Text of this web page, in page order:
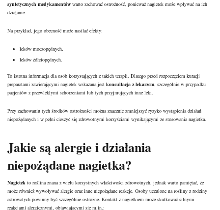
syntetycznych medykamentów warto zachować ostrożność, ponieważ nagietek może wpływać na ich
działanie.
Na przykład, jego obecność może nasilać efekty:
leków moczopędnych,
leków żółciopędnych.
To istotna informacja dla osób korzystających z takich terapii. Dlatego przed rozpoczęciem kuracji
preparatami zawierającymi nagietek wskazana jest konsultacja z lekarzem, szczególnie w przypadku
pacjentów z przewlekłymi schorzeniami lub tych przyjmujących inne leki.
Przy zachowaniu tych środków ostrożności można znacznie zmniejszyć ryzyko wystąpienia działań
niepożądanych i w pełni cieszyć się zdrowotnymi korzyściami wynikającymi ze stosowania nagietka.
Jakie są alergie i działania
niepożądane nagietka?
Nagietek to roślina znana z wielu korzystnych właściwości zdrowotnych, jednak warto pamiętać, że
może również wywoływać alergie oraz inne niepożądane reakcje. Osoby uczulone na rośliny z rodziny
astrowatych powinny być szczególnie ostrożne. Kontakt z nagietkiem może skutkować silnymi
reakcjami alergicznymi, objawiającymi się m.in.: